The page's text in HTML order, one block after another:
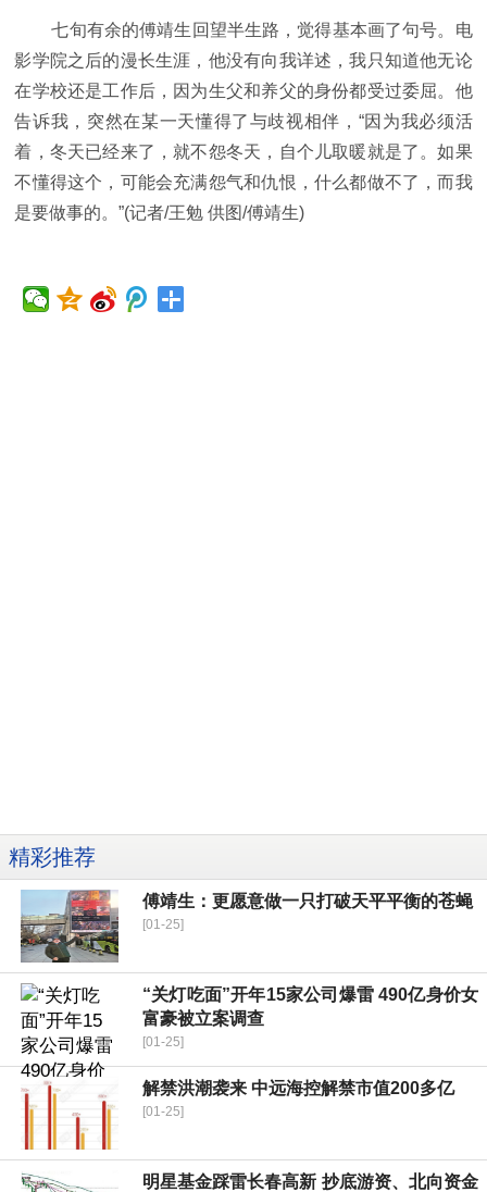
七旬有余的傅靖生回望半生路，觉得基本画了句号。电
影学院之后的漫长生涯，他没有向我详述，我只知道他无论
在学校还是工作后，因为生父和养父的身份都受过委屈。他
告诉我，突然在某一天懂得了与歧视相伴，“因为我必须活
着，冬天已经来了，就不怨冬天，自个儿取暖就是了。如果
不懂得这个，可能会充满怨气和仇恨，什么都做不了，而我
是要做事的。”(记者/王勉 供图/傅靖生)
精彩推荐
傅靖生：更愿意做一只打破天平平衡的苍蝇
[01-25]
“关灯吃面”开年15家公司爆雷 490亿身价女
富豪被立案调查
[01-25]
解禁洪潮袭来 中远海控解禁市值200多亿
[01-25]
明星基金踩雷长春高新 抄底游资、北向资金